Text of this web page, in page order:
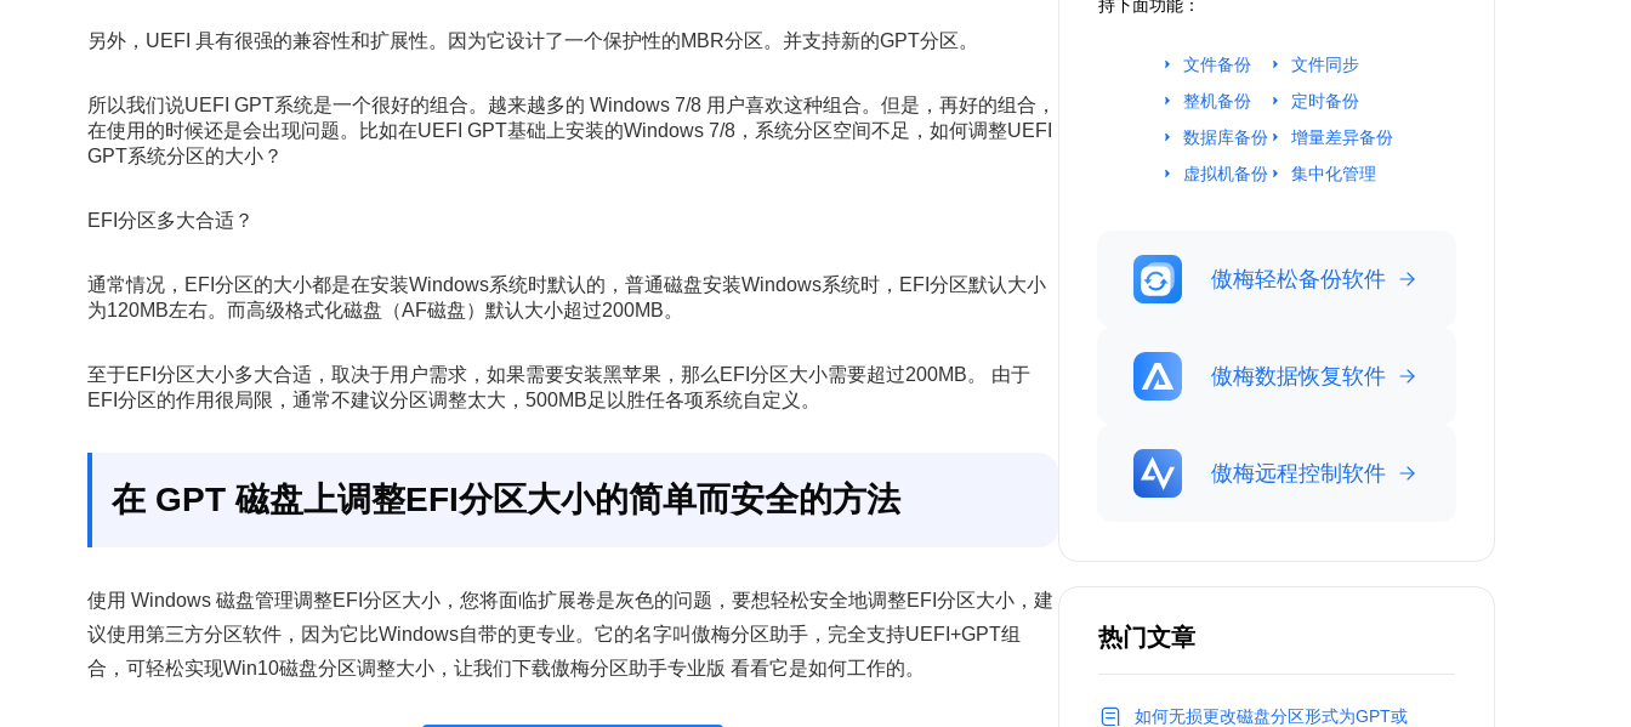
另外，UEFI 具有很强的兼容性和扩展性。因为它设计了一个保护性的MBR分区。并支持新的GPT分区。
所以我们说UEFI GPT系统是一个很好的组合。越来越多的 Windows 7/8 用户喜欢这种组合。但是，再好的组合，
在使用的时候还是会出现问题。比如在UEFI GPT基础上安装的Windows 7/8，系统分区空间不足，如何调整UEFI
GPT系统分区的大小？
EFI分区多大合适？
通常情况，EFI分区的大小都是在安装Windows系统时默认的，普通磁盘安装Windows系统时，EFI分区默认大小
为120MB左右。而高级格式化磁盘（AF磁盘）默认大小超过200MB。
至于EFI分区大小多大合适，取决于用户需求，如果需要安装黑苹果，那么EFI分区大小需要超过200MB。 由于
EFI分区的作用很局限，通常不建议分区调整太大，500MB足以胜任各项系统自定义。
在 GPT 磁盘上调整EFI分区大小的简单而安全的方法
使用 Windows 磁盘管理调整EFI分区大小，您将面临扩展卷是灰色的问题，要想轻松安全地调整EFI分区大小，建
议使用第三方分区软件，因为它比Windows自带的更专业。它的名字叫傲梅分区助手，完全支持UEFI+GPT组
合，可轻松实现Win10磁盘分区调整大小，让我们下载傲梅分区助手专业版 看看它是如何工作的。
持下面功能：
文件备份
整机备份
数据库备份
虚拟机备份
文件同步
定时备份
增量差异备份
集中化管理
傲梅轻松备份软件
傲梅数据恢复软件
傲梅远程控制软件
热门文章
如何无损更改磁盘分区形式为GPT或